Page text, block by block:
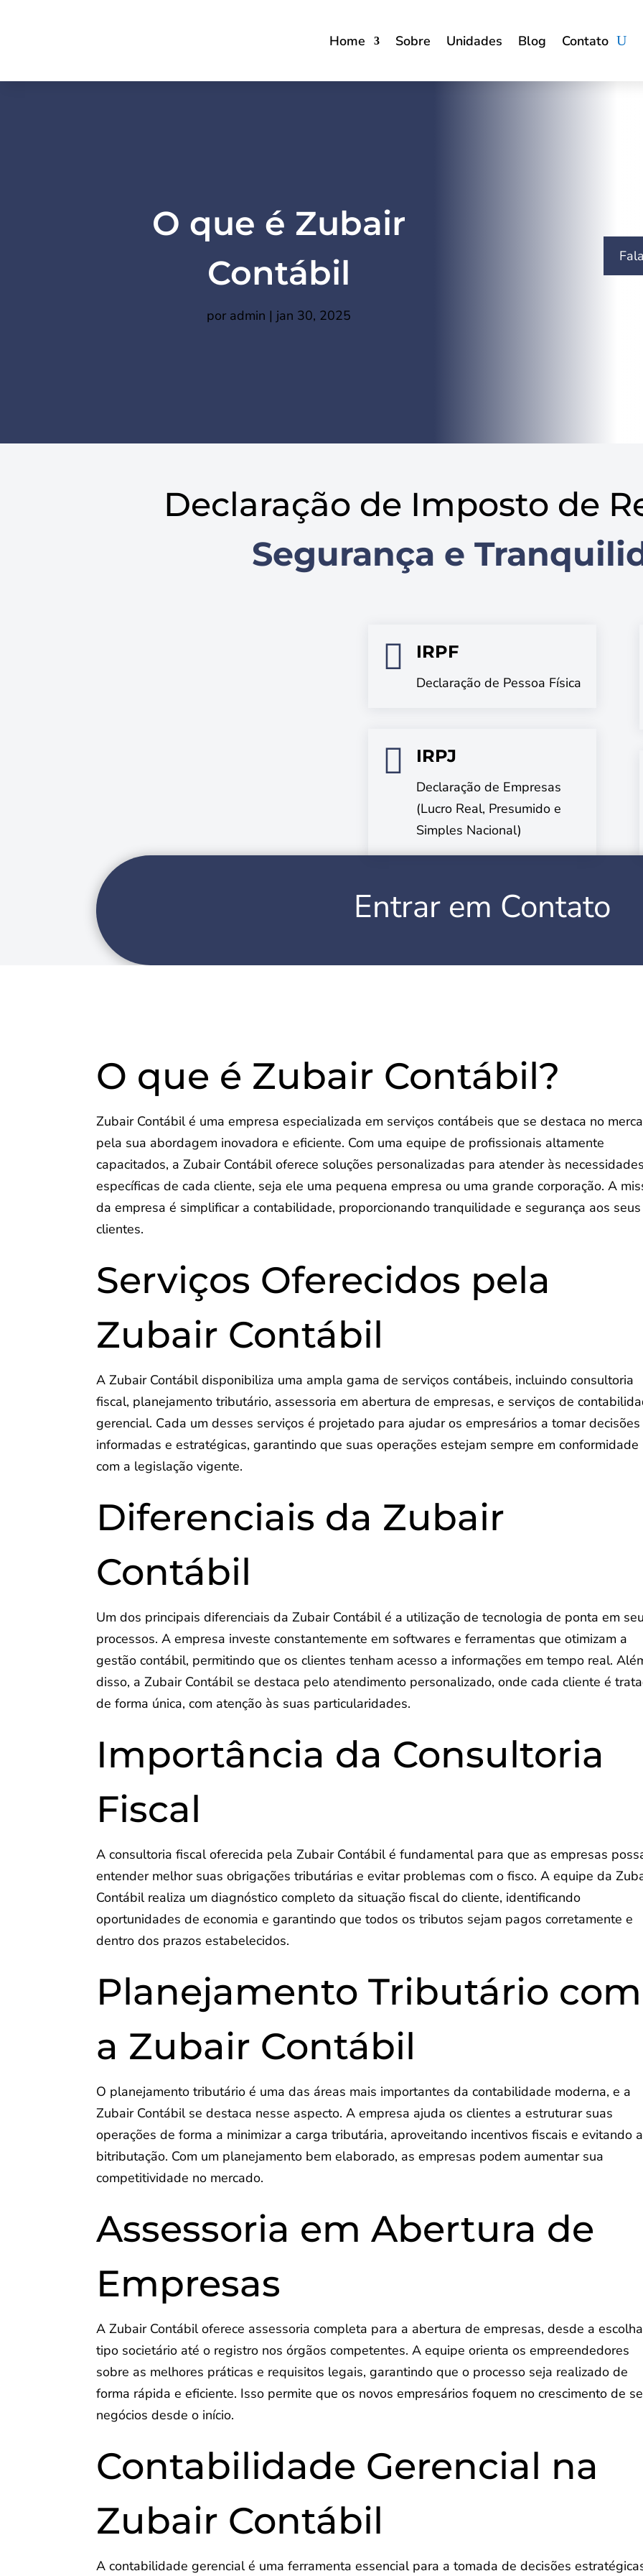
Home Sobre Unidades Blog Contato
O que é Zubair
Contábil
por admin | jan 30, 2025
Declaração de Imposto de
Segurança e
 IRPF
Declaração de Pessoa Física
 IRPJ
Declaração de Empresas
(Lucro Real, Presumido e
Simples Nacional)
Entrar em Contato
O que é Zubair Contábil?
Zubair Contábil é uma empresa especializada em serviços contábeis que se destaca no
pela sua abordagem inovadora e eficiente. Com uma equipe de profissionais altamente
capacitados, a Zubair Contábil oferece soluções personalizadas para atender às necessidades
específicas de cada cliente, seja ele uma pequena empresa ou uma grande corporação. A
da empresa é simplificar a contabilidade, proporcionando tranquilidade e segurança aos seus
clientes.
Serviços Oferecidos pela
Zubair Contábil
A Zubair Contábil disponibiliza uma ampla gama de serviços contábeis, incluindo consultoria
fiscal, planejamento tributário, assessoria em abertura de empresas, e serviços de
gerencial. Cada um desses serviços é projetado para ajudar os empresários a tomar decisões
informadas e estratégicas, garantindo que suas operações estejam sempre em conformidade
com a legislação vigente.
Diferenciais da Zubair
Contábil
Um dos principais diferenciais da Zubair Contábil é a utilização de tecnologia de ponta em
processos. A empresa investe constantemente em softwares e ferramentas que otimizam a
gestão contábil, permitindo que os clientes tenham acesso a informações em tempo real.
disso, a Zubair Contábil se destaca pelo atendimento personalizado, onde cada cliente é
de forma única, com atenção às suas particularidades.
Importância da Consultoria
Fiscal
A consultoria fiscal oferecida pela Zubair Contábil é fundamental para que as empresas
entender melhor suas obrigações tributárias e evitar problemas com o fisco. A equipe da
Contábil realiza um diagnóstico completo da situação fiscal do cliente, identificando
oportunidades de economia e garantindo que todos os tributos sejam pagos corretamente e
dentro dos prazos estabelecidos.
Planejamento Tributário com
a Zubair Contábil
O planejamento tributário é uma das áreas mais importantes da contabilidade moderna, e a
Zubair Contábil se destaca nesse aspecto. A empresa ajuda os clientes a estruturar suas
operações de forma a minimizar a carga tributária, aproveitando incentivos fiscais e evitando a
bitributação. Com um planejamento bem elaborado, as empresas podem aumentar sua
competitividade no mercado.
Assessoria em Abertura de
Empresas
A Zubair Contábil oferece assessoria completa para a abertura de empresas, desde a
tipo societário até o registro nos órgãos competentes. A equipe orienta os empreendedores
sobre as melhores práticas e requisitos legais, garantindo que o processo seja realizado de
forma rápida e eficiente. Isso permite que os novos empresários foquem no crescimento de
negócios desde o início.
Contabilidade Gerencial na
Zubair Contábil
A contabilidade gerencial é uma ferramenta essencial para a tomada de decisões